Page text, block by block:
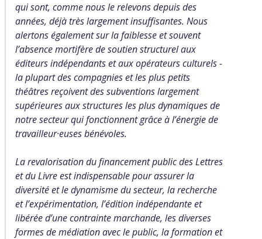
qui sont, comme nous le relevons depuis des
années, déjà très largement insuffisantes. Nous
alertons également sur la faiblesse et souvent
l’absence mortifère de soutien structurel aux
éditeurs indépendants et aux opérateurs culturels -
la plupart des compagnies et les plus petits
théâtres reçoivent des subventions largement
supérieures aux structures les plus dynamiques de
notre secteur qui fonctionnent grâce à l’énergie de
travailleur·euses bénévoles.
La revalorisation du financement public des Lettres
et du Livre est indispensable pour assurer la
diversité et le dynamisme du secteur, la recherche
et l’expérimentation, l’édition indépendante et
libérée d’une contrainte marchande, les diverses
formes de médiation avec le public, la formation et